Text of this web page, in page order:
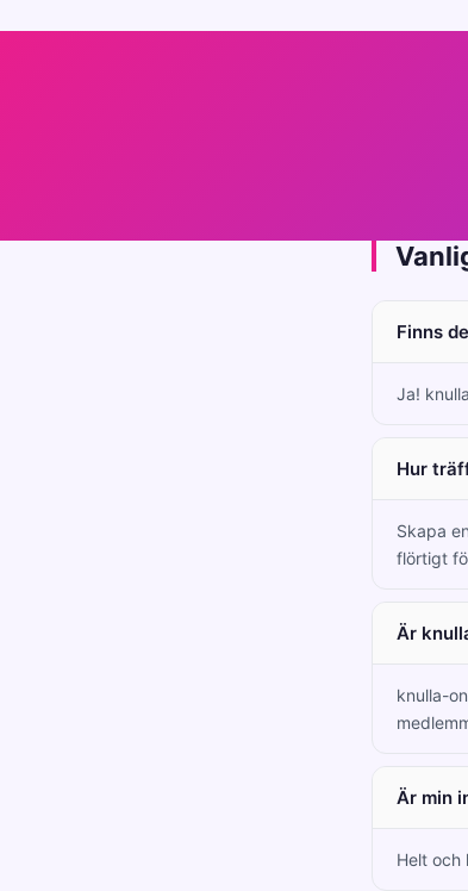
Finns
Ja!
Hur
Skapa
flörtigt
Är
knulla-
Är min
Helt och